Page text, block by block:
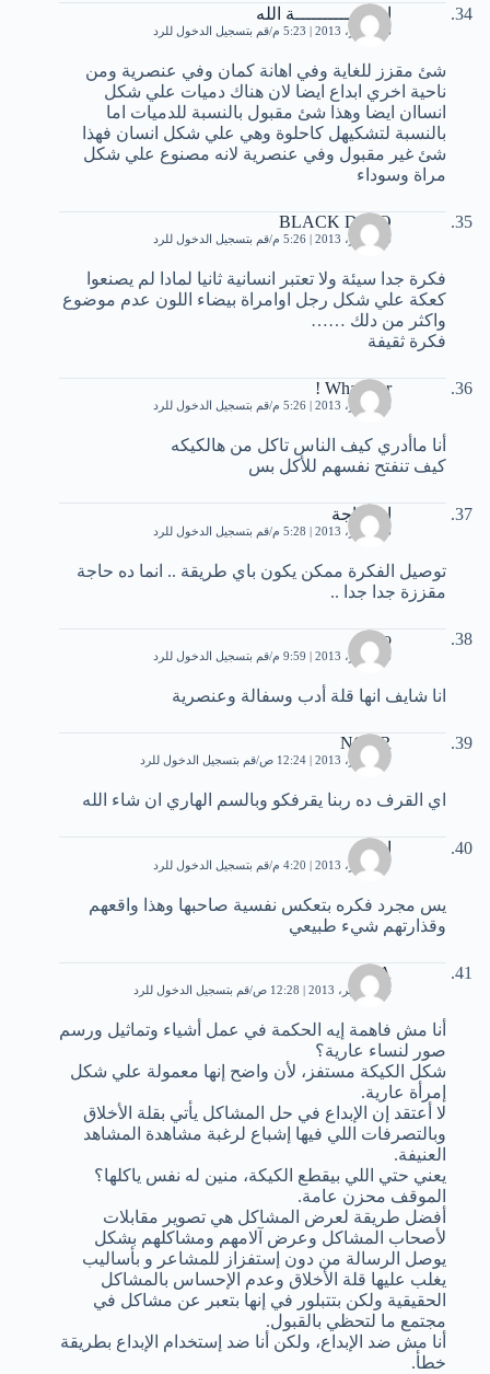
امـــــــــــــــة الله
6 سبتمبر، 2013 | 5:23 م قم بتسجيل الدخول للرد
شئ مقزز للغاية وفي اهانة كمان وفي عنصرية ومن
ناحية اخري ابداع ايضا لان هناك دميات علي شكل
انساان ايضا وهذا شئ مقبول بالنسبة للدميات اما
بالنسبة لتشكيهل كاحلوة وهي علي شكل انسان فهذا
شئ غير مقبول وفي عنصرية لانه مصنوع علي شكل
مراة وسوداء
BLACK DIMO
6 سبتمبر، 2013 | 5:26 م قم بتسجيل الدخول للرد
فكرة جدا سيئة ولا تعتبر انسانية ثانيا لمادا لم يصنعوا
كعكة علي شكل رجل اوامراة بيضاء اللون عدم موضوع
واكثر من دلك ……
فكرة ثقيفة
Whatever !
6 سبتمبر، 2013 | 5:26 م قم بتسجيل الدخول للرد
أنا ماأدري كيف الناس تاكل من هالكيكه
كيف تنفتح نفسهم للأكل بس
اي حاجة
6 سبتمبر، 2013 | 5:28 م قم بتسجيل الدخول للرد
توصيل الفكرة ممكن يكون باي طريقة .. انما ده حاجة
مقززة جدا جدا ..
amro
6 سبتمبر، 2013 | 9:59 م قم بتسجيل الدخول للرد
انا شايف انها قلة أدب وسفالة وعنصرية
NOOR
7 سبتمبر، 2013 | 12:24 ص قم بتسجيل الدخول للرد
اي القرف ده ربنا يقرفكو وبالسم الهاري ان شاء الله
انسان
7 سبتمبر، 2013 | 4:20 م قم بتسجيل الدخول للرد
يس مجرد فكره بتعكس نفسية صاحبها وهذا واقعهم
وقذارتهم شيء طبيعي
A
14 سبتمبر، 2013 | 12:28 ص قم بتسجيل الدخول للرد
أنا مش فاهمة إيه الحكمة في عمل أشياء وتماثيل ورسم
صور لنساء عارية؟
شكل الكيكة مستفز، لأن واضح إنها معمولة علي شكل
إمرأة عارية.
لا أعتقد إن الإبداع في حل المشاكل يأتي بقلة الأخلاق
وبالتصرفات اللي فيها إشباع لرغبة مشاهدة المشاهد
العنيفة.
يعني حتي اللي بيقطع الكيكة، منين له نفس ياكلها؟
الموقف محزن عامة.
أفضل طريقة لعرض المشاكل هي تصوير مقابلات
لأصحاب المشاكل وعرض آلامهم ومشاكلهم بشكل
يوصل الرسالة من دون إستفزاز للمشاعر و بأساليب
يغلب عليها قلة الأخلاق وعدم الإحساس بالمشاكل
الحقيقية ولكن بتتبلور في إنها بتعبر عن مشاكل في
مجتمع ما لتحظي بالقبول.
أنا مش ضد الإبداع، ولكن أنا ضد إستخدام الإبداع بطريقة
خطأ.